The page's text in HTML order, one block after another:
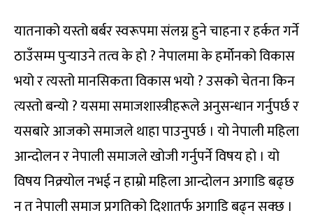
यातनाको यस्तो बर्बर स्वरूपमा संलग्न हुने चाहना र हर्कत गर्ने
ठाउँसम्म पुर्‍याउने तत्व के हो ? नेपालमा के हर्मोनको विकास
भयो र त्यस्तो मानसिकता विकास भयो ? उसको चेतना किन
त्यस्तो बन्यो ? यसमा समाजशास्त्रीहरूले अनुसन्धान गर्नुपर्छ र
यसबारे आजको समाजले थाहा पाउनुपर्छ । यो नेपाली महिला
आन्दोलन र नेपाली समाजले खोजी गर्नुपर्ने विषय हो । यो
विषय निक्र्योल नभई न हाम्रो महिला आन्दोलन अगाडि बढ्छ
न त नेपाली समाज प्रगतिको दिशातर्फ अगाडि बढ्न सक्छ ।